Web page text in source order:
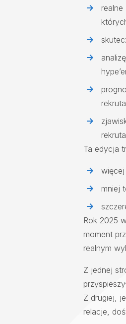
Ta edycja
mniej
Rok 2025
moment
realnym
Z jednej
Z drugiej,
relacje,